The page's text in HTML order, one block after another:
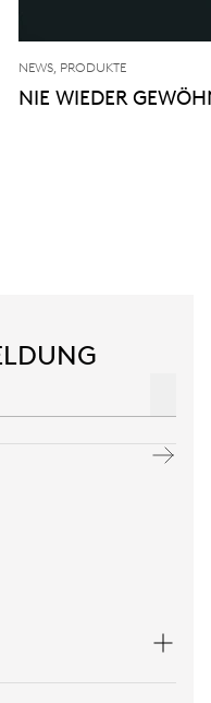
NEWS, PRODUKTE
NIE WIEDER